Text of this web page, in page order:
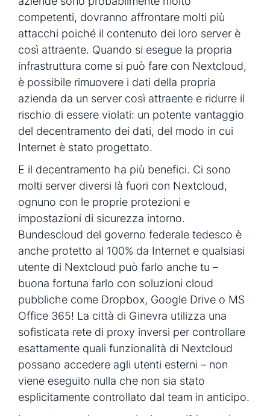
competenti, dovranno affrontare molti più
attacchi poiché il contenuto dei loro server è
così attraente. Quando si esegue la propria
infrastruttura come si può fare con Nextcloud,
è possibile rimuovere i dati della propria
azienda da un server così attraente e ridurre il
rischio di essere violati: un potente vantaggio
del decentramento dei dati, del modo in cui
Internet è stato progettato.
E il decentramento ha più benefici. Ci sono
molti server diversi là fuori con Nextcloud,
ognuno con le proprie protezioni e
impostazioni di sicurezza intorno.
Bundescloud del governo federale tedesco è
anche protetto al 100% da Internet e qualsiasi
utente di Nextcloud può farlo anche tu –
buona fortuna farlo con soluzioni cloud
pubbliche come Dropbox, Google Drive o MS
Office 365! La città di Ginevra utilizza una
sofisticata rete di proxy inversi per controllare
esattamente quali funzionalità di Nextcloud
possano accedere agli utenti esterni – non
viene eseguito nulla che non sia stato
esplicitamente controllato dal team in anticipo.